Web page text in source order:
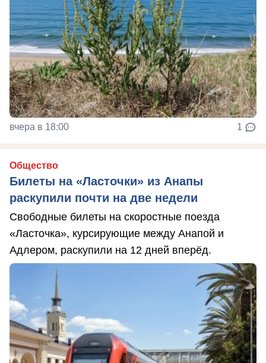
вчера в 18:00 1
Общество
Билеты на «Ласточки» из Анапы
раскупили почти на две недели
Свободные билеты на скоростные поезда
«Ласточка», курсирующие между Анапой и
Адлером, раскупили на 12 дней вперёд.